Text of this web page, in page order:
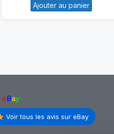
15-
Ajouter au panier
eBay
Voir tous les avis sur eBay